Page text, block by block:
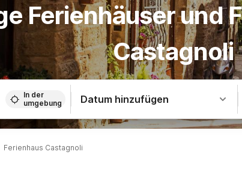
Ferienhäuser und
Castagnoli
In der
umgebung
Datum hinzufügen
Ferienhaus Castagnoli